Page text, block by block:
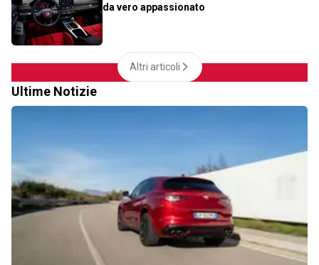
da vero appassionato
Altri articoli
Ultime Notizie